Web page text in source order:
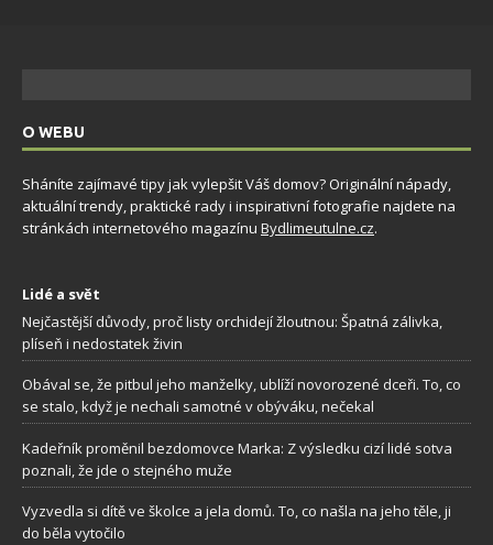
O WEBU
Sháníte zajímavé tipy jak vylepšit Váš domov? Originální nápady,
aktuální trendy, praktické rady i inspirativní fotografie najdete na
stránkách internetového magazínu Bydlimeutulne.cz.
Lidé a svět
Nejčastější důvody, proč listy orchidejí žloutnou: Špatná zálivka,
plíseň i nedostatek živin
Obával se, že pitbul jeho manželky, ublíží novorozené dceři. To, co
se stalo, když je nechali samotné v obýváku, nečekal
Kadeřník proměnil bezdomovce Marka: Z výsledku cizí lidé sotva
poznali, že jde o stejného muže
Vyzvedla si dítě ve školce a jela domů. To, co našla na jeho těle, ji
do běla vytočilo